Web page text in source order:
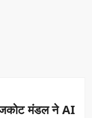
मंडल ने AI